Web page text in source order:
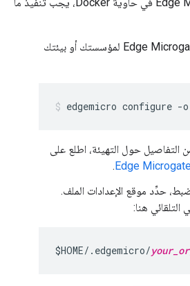
اضبط مدخل Edge Microgateway لمؤسستك أو بيئتك
edgemicro configure -o
حول التهيئة، اطلع على
.
حدِّد موقع الإعدادات الملف.
التلقائي هنا:
$HOME/.edgemicro/